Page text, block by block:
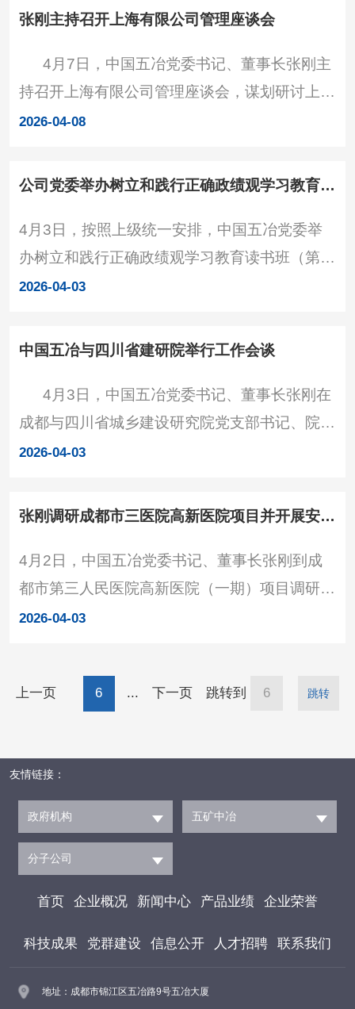
春出席会谈。 张刚介绍了企业基本情况，指
业，拥有“五特六甲”资质，具备行业领先的技
术、管理、资信和全产业链服务优势，长期以来
坚持一体化、集约化、精细化管理，在国内外打
张刚主持召开上海有限公司管理座谈会
4月7日，中国五冶党委书记、董事长张刚主
持召开上海有限公司管理座谈会，谋划研讨上海
有限公司“十五五”高质量发展，党委副书记、工
场 在听取参会人员发言后，张刚指出，上海
战，跳出传统路径依赖，重塑市场产业链价值
链，科学谋划“十五五”发展规划，
2026-04-08
公司党委举办树立和践行正确政绩观学习教育读书班（第一期）
4月3日，按照上级统一安排，中国五冶党委举
办树立和践行正确政绩观学习教育读书班（第一
期），原原本本、逐字逐句学习《习近平关于树
平总书记关于制定实施“十五五”规划的重要论述
动“十五五”规划落地生根。公司党委书记、董事
长张刚主持并作开班讲话，领导班子成员出席并
领学。 学习现场&n
2026-04-03
中国五冶与四川省建研院举行工作会谈
4月3日，中国五冶党委书记、董事长张刚在
成都与四川省城乡建设研究院党支部书记、院长
贾刘强举行工作会谈，双方就进一步加强政企合
代小强，四川省城乡建设研究院副院长刘飞成、
省住建厅和省建研院的支持与信任，指出中国五
冶具备强大的技术、管理、资信和全产业链服务
优势，目前，正锚定“工业
2026-04-03
张刚调研成都市三医院高新医院项目并开展安全带班检查
4月2日，中国五冶党委书记、董事长张刚到成
都市第三人民医院高新医院（一期）项目调研，
详细了解项目生产经营、安全生产、基础管理、
查。党委委员、副总经理王玉贵参加调研。在实
强调要深刻汲取近期行业内事故教训，聚焦动火
作业、高处作业、有限空间作业、起重机械、物
体打击及强对流天气等突出
2026-04-03
上一页 6 ... 下一页 跳转到 跳转
友情链接：
政府机构 五矿中冶
分子公司
首页 企业概况 新闻中心 产品业绩 企业荣誉
科技成果 党群建设 信息公开 人才招聘 联系我们
地址：成都市锦江区五冶路9号五冶大厦